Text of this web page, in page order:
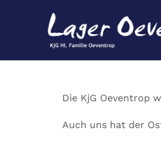
Die KjG Oeventrop
Auch uns hat der